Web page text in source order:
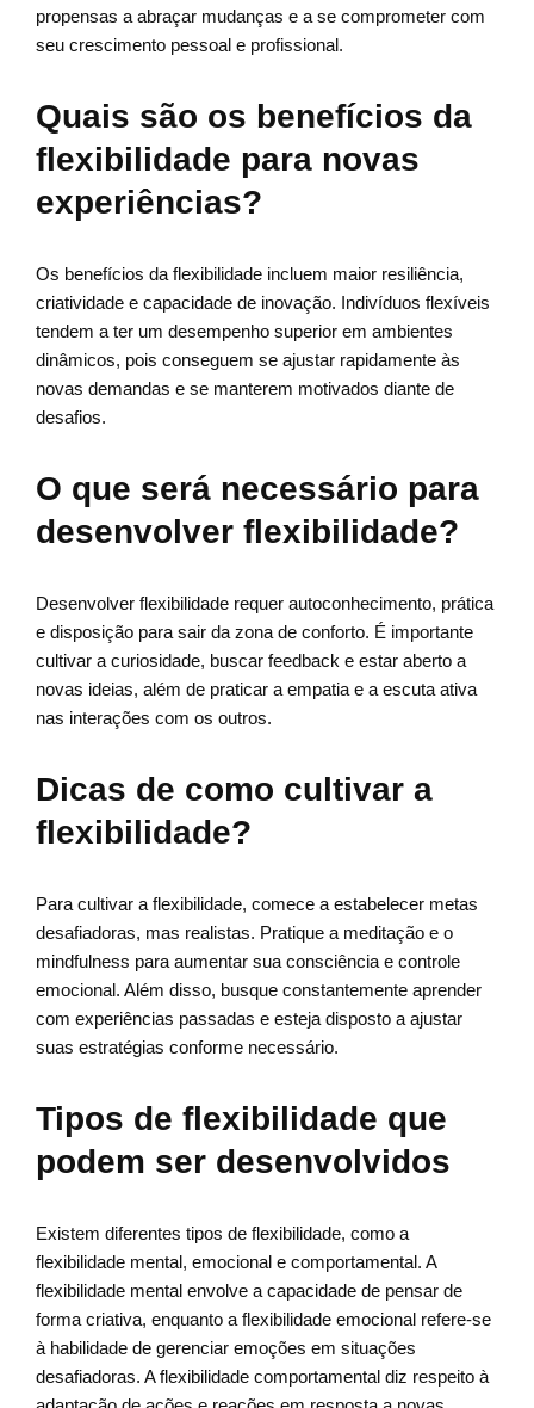
propensas a abraçar mudanças e a se comprometer com
seu crescimento pessoal e profissional.
Quais são os benefícios da
flexibilidade para novas
experiências?
Os benefícios da flexibilidade incluem maior resiliência,
criatividade e capacidade de inovação. Indivíduos flexíveis
tendem a ter um desempenho superior em ambientes
dinâmicos, pois conseguem se ajustar rapidamente às
novas demandas e se manterem motivados diante de
desafios.
O que será necessário para
desenvolver flexibilidade?
Desenvolver flexibilidade requer autoconhecimento, prática
e disposição para sair da zona de conforto. É importante
cultivar a curiosidade, buscar feedback e estar aberto a
novas ideias, além de praticar a empatia e a escuta ativa
nas interações com os outros.
Dicas de como cultivar a
flexibilidade?
Para cultivar a flexibilidade, comece a estabelecer metas
desafiadoras, mas realistas. Pratique a meditação e o
mindfulness para aumentar sua consciência e controle
emocional. Além disso, busque constantemente aprender
com experiências passadas e esteja disposto a ajustar
suas estratégias conforme necessário.
Tipos de flexibilidade que
podem ser desenvolvidos
Existem diferentes tipos de flexibilidade, como a
flexibilidade mental, emocional e comportamental. A
flexibilidade mental envolve a capacidade de pensar de
forma criativa, enquanto a flexibilidade emocional refere-se
à habilidade de gerenciar emoções em situações
desafiadoras. A flexibilidade comportamental diz respeito à